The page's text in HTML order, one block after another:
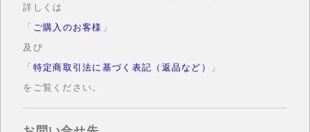
詳しくは
「 ご購入のお客様 」
及び
「特定商取引法に基づく表記（返品など）
」
をご覧ください。